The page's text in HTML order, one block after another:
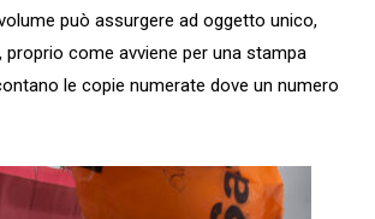
può assurgere ad oggetto unico,
proprio come avviene per una stampa
le copie numerate dove un numero